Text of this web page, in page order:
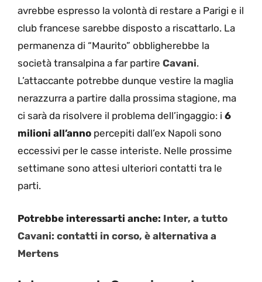
avrebbe espresso la volontà di restare a Parigi e il
club francese sarebbe disposto a riscattarlo. La
permanenza di “Maurito” obbligherebbe la
società transalpina a far partire Cavani.
L’attaccante potrebbe dunque vestire la maglia
nerazzurra a partire dalla prossima stagione, ma
ci sarà da risolvere il problema dell’ingaggio: i 6
milioni all’anno percepiti dall’ex Napoli sono
eccessivi per le casse interiste. Nelle prossime
settimane sono attesi ulteriori contatti tra le
parti.
Potrebbe interessarti anche: Inter, a tutto
Cavani: contatti in corso, è alternativa a
Mertens